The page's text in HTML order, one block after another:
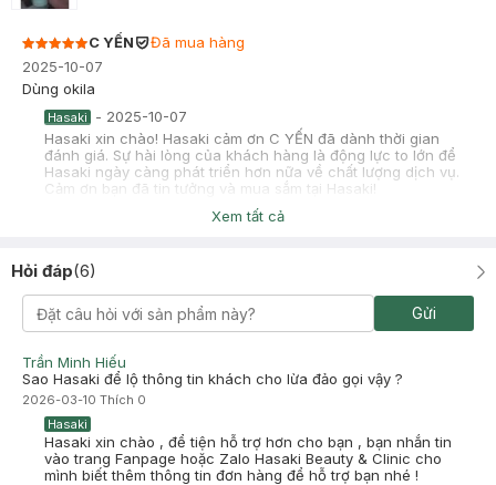
C YẾN
Đã mua hàng
2025-10-07
Dùng okila
Hasaki - 2025-10-07
Hasaki xin chào! Hasaki cảm ơn C YẾN đã dành thời gian
đánh giá. Sự hài lòng của khách hàng là động lực to lớn để
Hasaki ngày càng phát triển hơn nữa về chất lượng dịch vụ.
Cảm ơn bạn đã tin tưởng và mua sắm tại Hasaki!
Đã mua hàng
này đc tặng thì sài uki chứ để mua sài tui thấy giá hơi cao á ae
mãi iu cetaphil
Hasaki xin chào! Hasaki cảm ơn PHUONG THAO đã dành thời
gian đánh giá. Sự hài lòng của khách hàng là động lực to lớn
để Hasaki ngày càng phát triển hơn nữa về chất lượng dịch
vụ. Cảm ơn bạn đã tin tưởng và mua sắm tại Hasaki!
Xem tất cả
Hỏi đáp(6)
Gửi
Trần Minh Hiếu
Sao Hasaki để lộ thông tin khách cho lừa đảo gọi vậy ?
2026-03-10 Thích 0
Hasaki
Hasaki xin chào , để tiện hỗ trợ hơn cho bạn , bạn nhắn tin
vào trang Fanpage hoặc Zalo Hasaki Beauty & Clinic cho
mình biết thêm thông tin đơn hàng để hỗ trợ bạn nhé !